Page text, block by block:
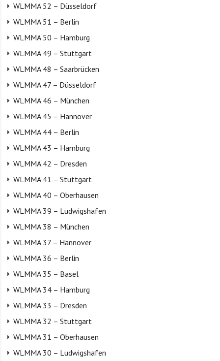
WLMMA 52 – Düsseldorf
WLMMA 51 – Berlin
WLMMA 50 – Hamburg
WLMMA 49 – Stuttgart
WLMMA 48 – Saarbrücken
WLMMA 47 – Düsseldorf
WLMMA 46 – München
WLMMA 45 – Hannover
WLMMA 44 – Berlin
WLMMA 43 – Hamburg
WLMMA 42 – Dresden
WLMMA 41 – Stuttgart
WLMMA 40 – Oberhausen
WLMMA 39 – Ludwigshafen
WLMMA 38 – München
WLMMA 37 – Hannover
WLMMA 36 – Berlin
WLMMA 35 – Basel
WLMMA 34 – Hamburg
WLMMA 33 – Dresden
WLMMA 32 – Stuttgart
WLMMA 31 – Oberhausen
WLMMA 30 – Ludwigshafen